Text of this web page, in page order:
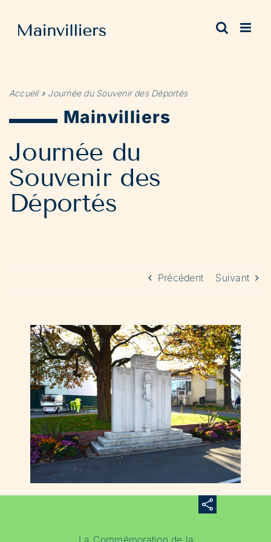
contenu
Accueil» Journée du Souvenir des Déportés
Mainvilliers
Journée du
Souvenir des
Déportés
Précédent Suivant